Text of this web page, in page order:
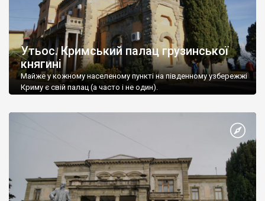
Утьос. Кримський палац грузинської
княгині
Майже у кожному населеному пункті на південному узбережжі
Криму є свій палац (а часто і не один).